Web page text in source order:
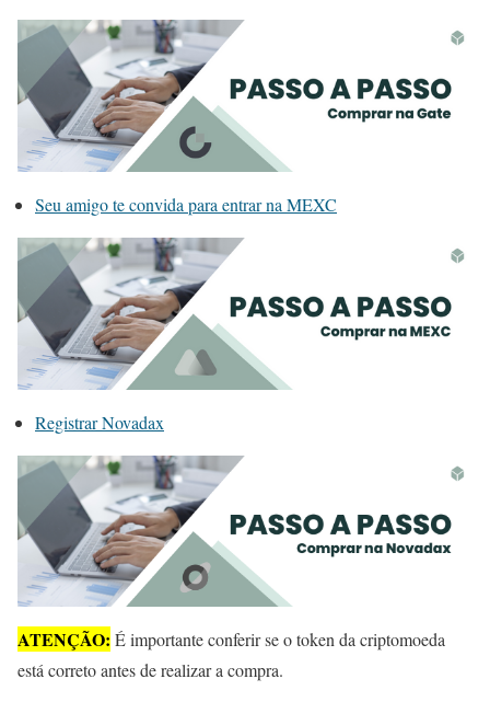
Seu amigo te convida para entrar na MEXC
Registrar Novadax
ATENÇÃO: É importante conferir se o token da criptomoeda
está correto antes de realizar a compra.